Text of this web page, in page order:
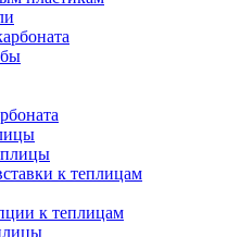
к теплицам
к теплицам